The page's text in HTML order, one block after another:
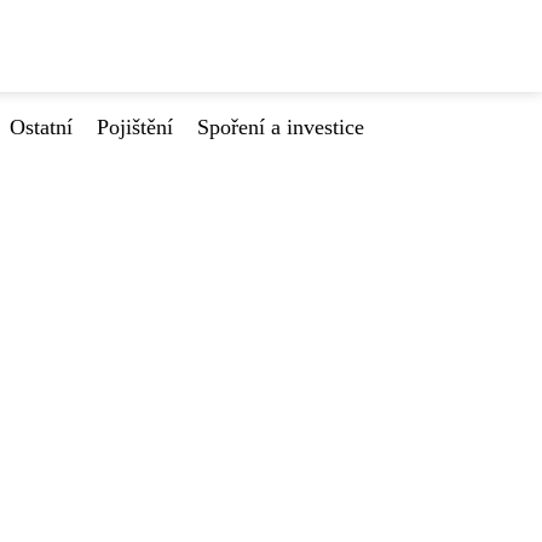
Ostatní Pojištění Spoření a investice